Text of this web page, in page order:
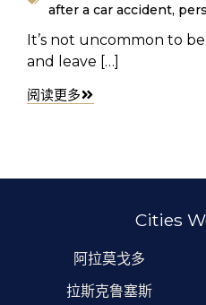
after a car accident,
It’s not uncommon to
and leave […]
阅读更多
Cities
阿拉莫戈多
拉斯克鲁塞斯